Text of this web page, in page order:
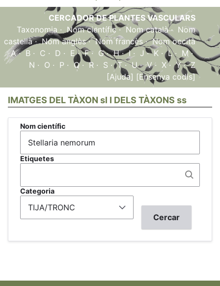
CERCADOR DE PLANTES VASCULARS
Taxonomia · Nom científic·Nom català· Nom
castellà·Nom anglès·Nom francès·Nom occità
A·B · C · D · E·F· G·H·I· J ·K ·L· M·
N · O · P · Q·R · S ·T ·U·V· X·Y·Z
[Ajuda] [Ensenya codis]
IMATGES DEL TÀXON sl I DELS TÀXONS ss
Nom científic
Etiquetes
Categoria